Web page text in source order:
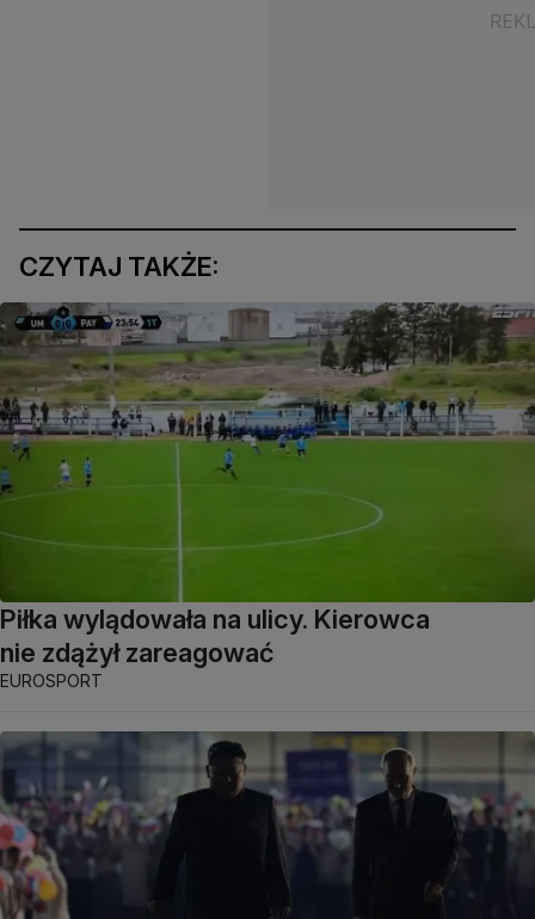
CZYTAJ TAKŻE:
Piłka wylądowała na ulicy. Kierowca
nie zdążył zareagować
EUROSPORT